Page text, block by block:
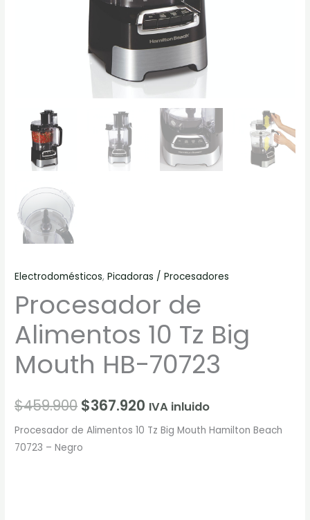
Electrodomésticos,Picadoras / Procesadores
Procesador de
Alimentos 10 Tz Big
Mouth HB-70723
$459.900 $367.920 IVA inluido
Procesador de Alimentos 10 Tz Big Mouth Hamilton Beach
70723 – Negro